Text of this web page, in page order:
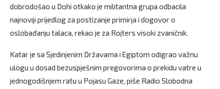
dobrodošao u Dohi otkako je militantna grupa odbacila
najnoviji prijedlog za postizanje primirja i dogovor o
oslobađanju talaca, rekao je za Rojters visoki zvaničnik.
Katar je sa Sjedinjenim Državama i Egiptom odigrao važnu
ulogu u dosad bezuspješnim pregovorima o prekidu vatre u
jednogodišnjem ratu u Pojasu Gaze, piše Radio Slobodna